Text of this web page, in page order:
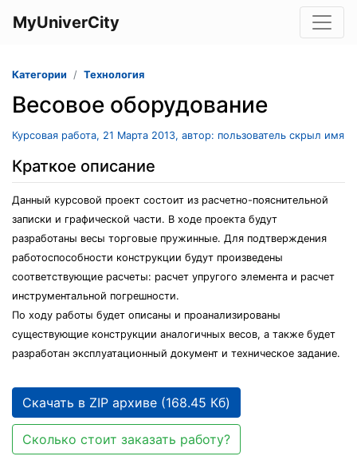
MyUniverCity
Категории Технология
Весовое оборудование
Курсовая работа, 21 Марта 2013, автор: пользователь скрыл имя
Краткое описание
Данный курсовой проект состоит из расчетно-пояснительной
записки и графической части. В ходе проекта будут
разработаны весы торговые пружинные. Для подтверждения
работоспособности конструкции будут произведены
соответствующие расчеты: расчет упругого элемента и расчет
инструментальной погрешности.
По ходу работы будет описаны и проанализированы
существующие конструкции аналогичных весов, а также будет
разработан эксплуатационный документ и техническое задание.
Скачать в ZIP архиве (168.45 Кб)
Сколько стоит заказать работу?